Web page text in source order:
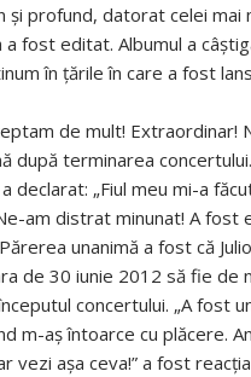
şi profund, datorat celei mai
a fost editat. Albumul a
în ţările în care a fost
de mult! Extraordinar!
după terminarea
declarat: „Fiul meu mi-a
am distrat minunat! A fost
unanimă a fost că
de 30 iunie 2012 să fie de
concertului. „A fost
m-aş întoarce cu plăcere.
vezi aşa ceva!” a fost